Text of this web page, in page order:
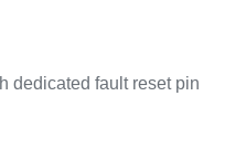
dedicated fault reset pin